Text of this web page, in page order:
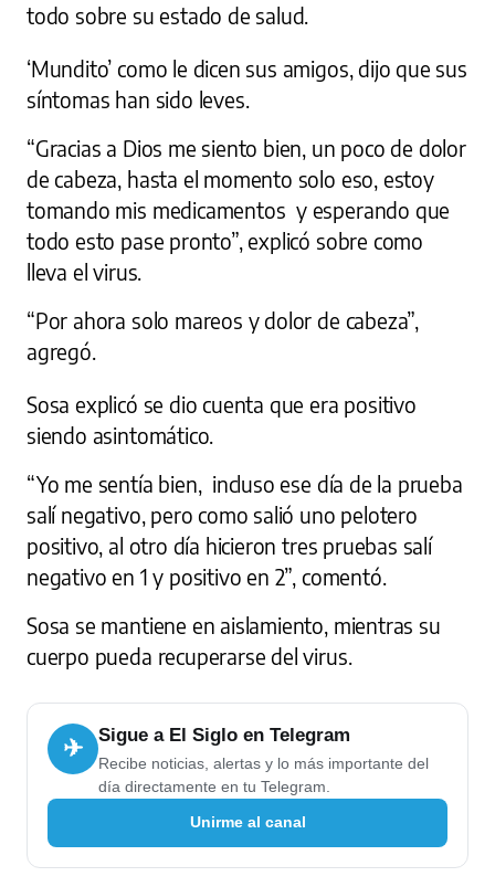
todo sobre su estado de salud.
‘Mundito’ como le dicen sus amigos, dijo que sus
síntomas han sido leves.
“Gracias a Dios me siento bien, un poco de dolor
de cabeza, hasta el momento solo eso, estoy
tomando mis medicamentos y esperando que
todo esto pase pronto”, explicó sobre como
lleva el virus.
“Por ahora solo mareos y dolor de cabeza”,
agregó.
Sosa explicó se dio cuenta que era positivo
siendo asintomático.
“Yo me sentía bien, incluso ese día de la prueba
salí negativo, pero como salió uno pelotero
positivo, al otro día hicieron tres pruebas salí
negativo en 1 y positivo en 2”, comentó.
Sosa se mantiene en aislamiento, mientras su
cuerpo pueda recuperarse del virus.
✈ Sigue a El Siglo en Telegram
Recibe noticias, alertas y lo más importante del
día directamente en tu Telegram.
Unirme al canal